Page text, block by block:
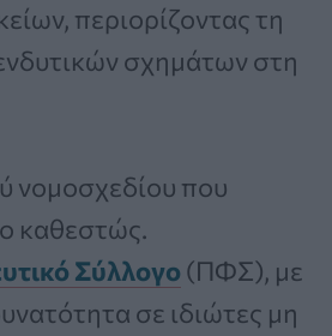
περιορίζοντας τη
σχημάτων στη
νομοσχεδίου που
καθεστώς.
Σύλλογο (ΠΦΣ), με
σε ιδιώτες μη